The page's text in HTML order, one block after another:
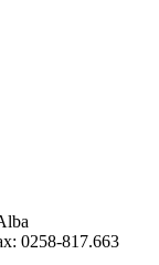
0258-817.663